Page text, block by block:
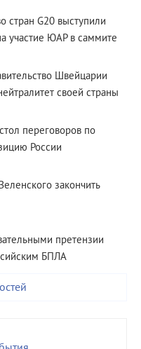
стран G20 выступили
участие ЮАР в саммите
Швейцарии
своей страны
переговоров по
России
закончить
претензии
БПЛА